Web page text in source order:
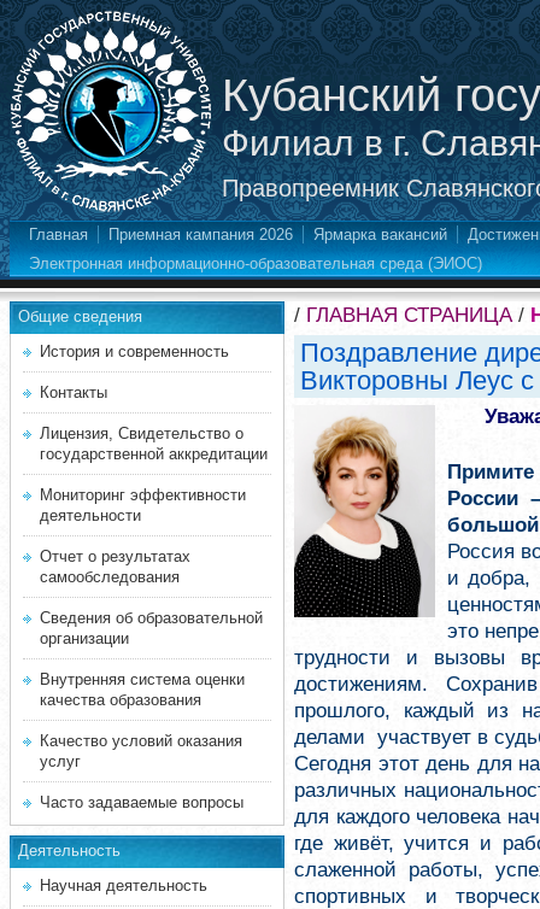
Кубанский
Филиал в г.
Правопреемник
Главная Приемная кампания 2026 Ярмарка вакансий
Электронная информационно-образовательная среда (ЭИОС)
Общие сведения
История и современность
Контакты
Лицензия, Свидетельство о
государственной аккредитации
Мониторинг эффективности
деятельности
Отчет о результатах
самообследования
Сведения об образовательной
организации
Внутренняя система оценки
качества образования
Качество условий оказания
услуг
Часто задаваемые вопросы
Деятельность
Научная деятельность
/ ГЛАВНАЯ СТРАНИЦА/
Поздравление
Викторовны Леус
Примите
России
Россия
и добра,
это
трудности и вызовы
достижениям.
прошлого, каждый из
делами участвует в
Сегодня этот день для
различных
для каждого человека
где живёт, учится и
слаженной работы,
спортивных и